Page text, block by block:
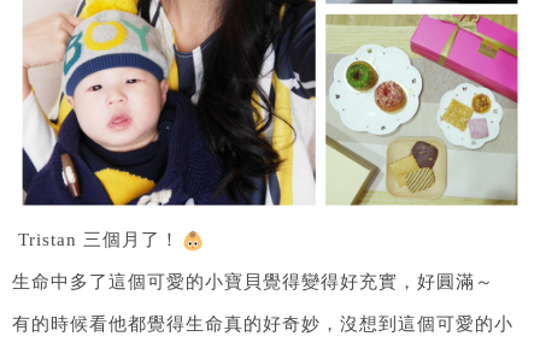
Tristan 三個月了！
生命中多了這個可愛的小寶貝覺得變得好充實，好圓滿～
有的時候看他都覺得生命真的好奇妙，沒想到這個可愛的小